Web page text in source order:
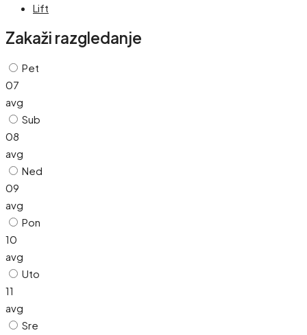
Lift
Zakaži razgledanje
Pet
07
avg
Sub
08
avg
Ned
09
avg
Pon
10
avg
Uto
11
avg
Sre